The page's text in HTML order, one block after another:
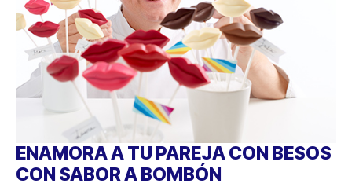
ENAMORA A TU PAREJA CON BESOS
CON SABOR A BOMBÓN